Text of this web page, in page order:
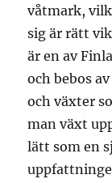
våtmark,
sig är rätt
är en av
och bebos
och växter
man växt
lätt som en